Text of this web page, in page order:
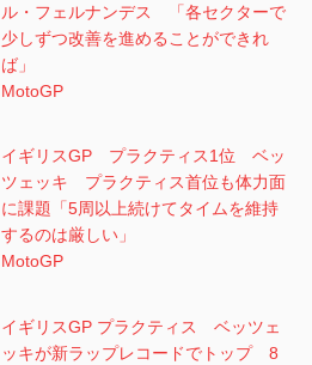
ル・フェルナンデス 「各セクターで
少しずつ改善を進めることができれ
ば」
MotoGP
イギリスGP プラクティス1位 ベッ
ツェッキ プラクティス首位も体力面
に課題「5周以上続けてタイムを維持
するのは厳しい」
MotoGP
イギリスGP プラクティス ベッツェ
ッキが新ラップレコードでトップ 8